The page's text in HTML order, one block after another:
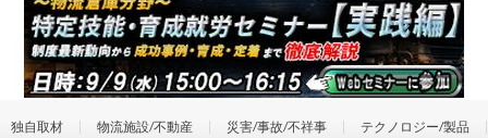
独自取材 物流施設/不動産 災害/事故/不祥事 テクノロジー/製品